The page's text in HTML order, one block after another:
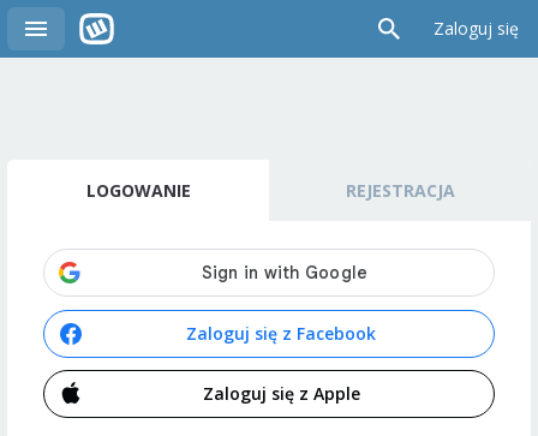
Zaloguj się
LOGOWANIE REJESTRACJA
Zaloguj się z Facebook
Zaloguj się z Apple